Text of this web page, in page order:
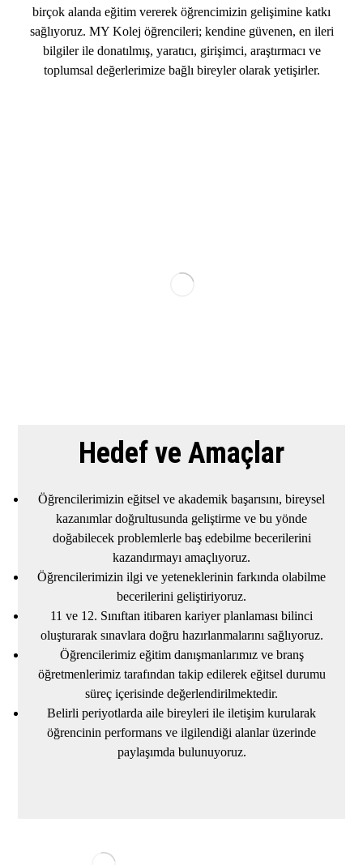
birçok alanda eğitim vererek öğrencimizin gelişimine katkı
sağlıyoruz. MY Kolej öğrencileri; kendine güvenen, en ileri
bilgiler ile donatılmış, yaratıcı, girişimci, araştırmacı ve
toplumsal değerlerimize bağlı bireyler olarak yetişirler.
Hedef ve Amaçlar
Öğrencilerimizin eğitsel ve akademik başarısını, bireysel
kazanımlar doğrultusunda geliştirme ve bu yönde
doğabilecek problemlerle baş edebilme becerilerini
kazandırmayı amaçlıyoruz.
Öğrencilerimizin ilgi ve yeteneklerinin farkında olabilme
becerilerini geliştiriyoruz.
11 ve 12. Sınıftan itibaren kariyer planlaması bilinci
oluşturarak sınavlara doğru hazırlanmalarını sağlıyoruz.
Öğrencilerimiz eğitim danışmanlarımız ve branş
öğretmenlerimiz tarafından takip edilerek eğitsel durumu
süreç içerisinde değerlendirilmektedir.
Belirli periyotlarda aile bireyleri ile iletişim kurularak
öğrencinin performans ve ilgilendiği alanlar üzerinde
paylaşımda bulunuyoruz.